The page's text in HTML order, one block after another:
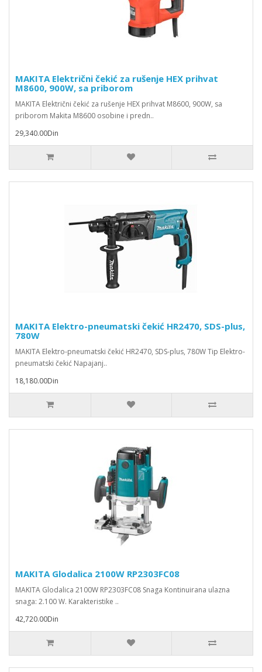
MAKITA Električni čekić za rušenje HEX prihvat
M8600, 900W, sa priborom
MAKITA Električni čekić za rušenje HEX prihvat M8600, 900W, sa
priborom Makita M8600 osobine i predn..
29,340.00Din
MAKITA Elektro-pneumatski čekić HR2470, SDS-plus,
780W
MAKITA Elektro-pneumatski čekić HR2470, SDS-plus, 780W Tip Elektro-
pneumatski čekić Napajanj..
18,180.00Din
MAKITA Glodalica 2100W RP2303FC08
MAKITA Glodalica 2100W RP2303FC08 Snaga Kontinuirana ulazna
snaga: 2.100 W. Karakteristike ..
42,720.00Din